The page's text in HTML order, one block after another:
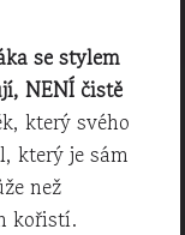
se stylem
NENÍ čistě
který svého
který je sám
než
kořistí.